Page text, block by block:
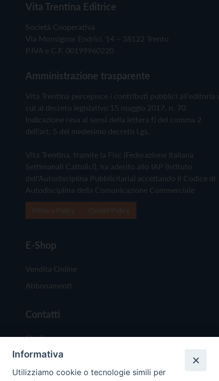
Vita Trentina Editrice
Società Cooperativa
Via Monsignor Endrici, 14 – 38122 Trento
P.IVA e C.F. 00199960220
Amministrazione trasparente
Vita Trentina percepisce i contributi pubblici all'editoria
cui al decreto legislativo 15 maggio 2017, n. 70.
Indicazione resa ai sensi della lettera f) del comma 2
dell'art. 5 del medesimo decreto Lgs.
Vita Trentina, tramite la Fisc (Federazione Italiana
Settimanali Cattolici), ha aderito allo IAP (Istituto
dell'Autodisciplina Pubblicitaria) accettando il Codice di
Autodisciplina della Comunicazione Commerciale
E-Shop
Vendita Online
Abbonamenti
Contatti
Chi Siamo
Redazione
Scrivici
Informativa
Utilizziamo cookie o tecnologie simili per